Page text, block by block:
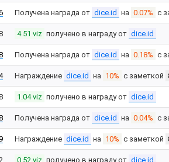
Получена награда от dice.id на 0.07% с
4.51 viz получено в награду от dice.id
Получена награда от dice.id на 0.18% с
Награждение dice.id на 10% с заметкой
1.04 viz получено в награду от dice.id
Получена награда от dice.id на 0.04% с
Награждение dice.id на 10% с заметкой
0.52 viz получено в награду от dice.id